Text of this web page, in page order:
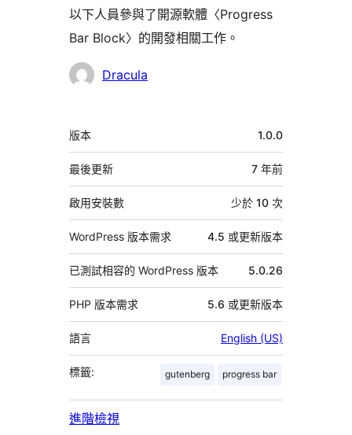
以下人員參與了開源軟體〈Progress
Bar Block〉的開發相關工作。
參
Dracula
中
繼
資
料
版本 1.0.0
最後更新 7 年前
啟用安裝數 少於 10 次
WordPress 版本需求 4.5 或更新版本
已測試相容的 WordPress 版本 5.0.26
PHP 版本需求 5.6 或更新版本
語言 English (US)
標籤: gutenberg progress bar
進階檢視